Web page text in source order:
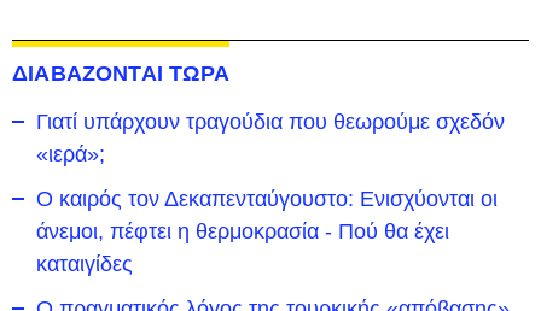
ΔΙΑΒΑΖΟΝΤΑΙ ΤΩΡΑ
Γιατί υπάρχουν τραγούδια που θεωρούμε σχεδόν
«ιερά»;
Ο καιρός τον Δεκαπενταύγουστο: Ενισχύονται οι
άνεμοι, πέφτει η θερμοκρασία - Πού θα έχει
καταιγίδες